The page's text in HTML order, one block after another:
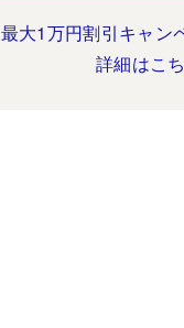
最大1万円割引キャン
詳細はこ